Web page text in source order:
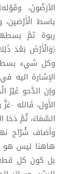
الأرَضُونَ،
باسط
الإشارة اليه
وإن الدَّحو غَيْرُ
الأَول، فَالله -
السَّمَاءَ، ثُمَّ دَحَا
وأضاف شُرّاح
هاهنا ليس هو
بل كون كل